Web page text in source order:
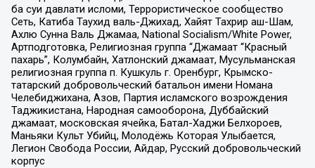
ба суи давлати исломи, Террористическое сообщество
Сеть, Катиба Таухид валь-Джихад, Хайят Тахрир аш-Шам,
Ахлю Сунна Валь Джамаа, National Socialism/White Power,
Артподготовка, Религиозная группа “Джамаат “Красный
пахарь”, Колумбайн, Хатлонский джамаат, Мусульманская
религиозная группа п. Кушкуль г. Оренбург, Крымско-
татарский добровольческий батальон имени Номана
Челебиджихана, Азов, Партия исламского возрождения
Таджикистана, Народная самооборона, Дуббайский
джамаат, московская ячейка, Батал-Хаджи Белхороев,
Маньяки Культ Убийц, Молодёжь Которая Улыбается,
Легион Свобода России, Айдар, Русский добровольческий
корпус